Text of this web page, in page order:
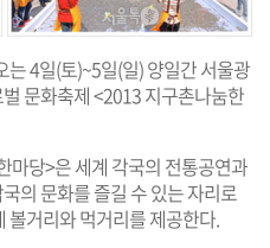
4일(토)~5일(일) 양일간 서울광
문화축제 <2013 지구촌나눔한
마당>은 세계 각국의 전통공연과
의 문화를 즐길 수 있는 자리로
볼거리와 먹거리를 제공한다.